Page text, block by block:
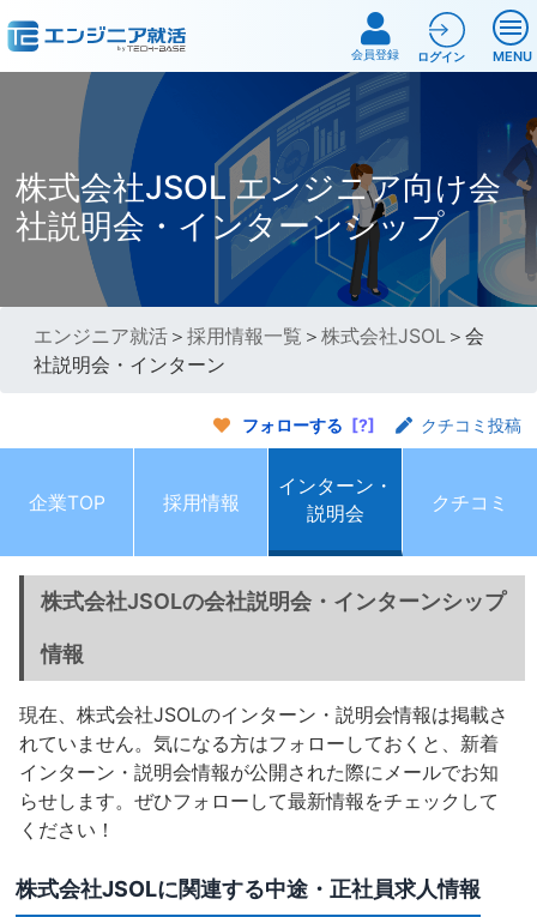
MENU
会員登録 ログイン
株式会社JSOL エンジニア向け会
社説明会・インターンシップ
エンジニア就活 ＞採用情報一覧 ＞株式会社JSOL ＞会
社説明会・インターン
フォローする [?] クチコミ投稿
企業TOP 採用情報
インターン・
説明会
クチコミ
株式会社JSOLの会社説明会・インターンシップ
情報
現在、株式会社JSOLのインターン・説明会情報は掲載さ
れていません。気になる方はフォローしておくと、新着
インターン・説明会情報が公開された際にメールでお知
らせします。ぜひフォローして最新情報をチェックして
ください！
株式会社JSOLに関連する中途・正社員求人情報